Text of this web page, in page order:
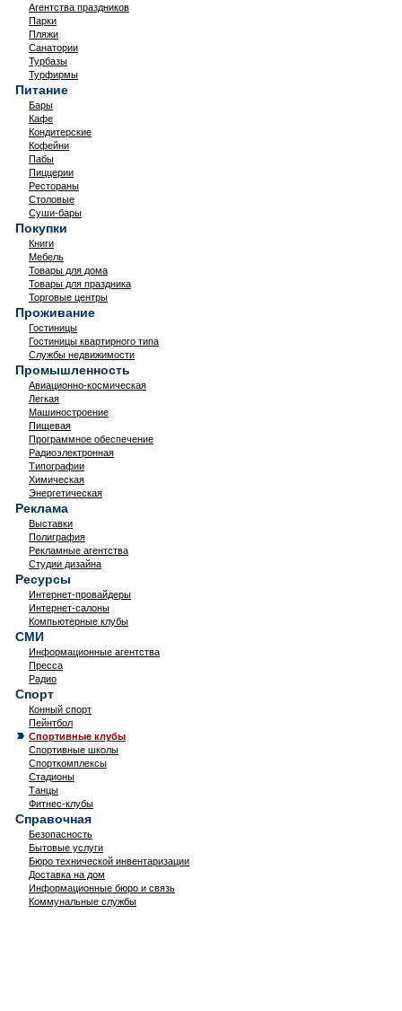
Агентства праздников
Парки
Пляжи
Санатории
Турбазы
Турфирмы
Питание
Бары
Кафе
Кондитерские
Кофейни
Пабы
Пиццерии
Рестораны
Столовые
Суши-бары
Покупки
Книги
Мебель
Товары для дома
Товары для праздника
Торговые центры
Проживание
Гостиницы
Гостиницы квартирного типа
Службы недвижимости
Промышленность
Авиационно-космическая
Легкая
Машиностроение
Пищевая
Программное обеспечение
Радиоэлектронная
Типографии
Химическая
Энергетическая
Реклама
Выставки
Полиграфия
Рекламные агентства
Студии дизайна
Ресурсы
Интернет-провайдеры
Интернет-салоны
Компьютерные клубы
СМИ
Информационные агентства
Пресса
Радио
Спорт
Конный спорт
Пейнтбол
Спортивные клубы
Спортивные школы
Спорткомплексы
Стадионы
Танцы
Фитнес-клубы
Справочная
Безопасность
Бытовые услуги
Бюро технической инвентаризации
Доставка на дом
Информационные бюро и связь
Коммунальные службы